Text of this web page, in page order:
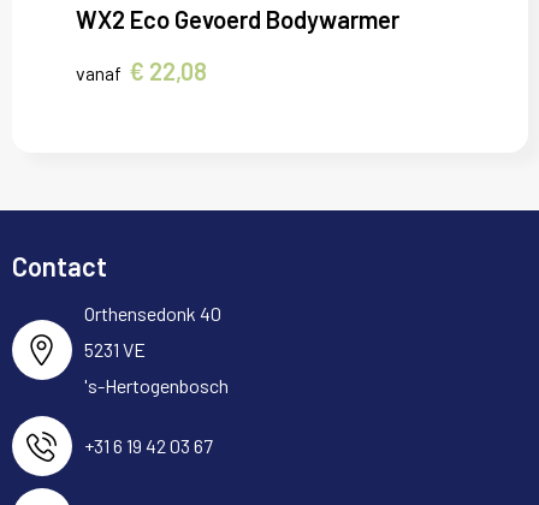
WX2 Eco Gevoerd Bodywarmer
vanaf € 22,08
Contact
Orthensedonk 40
5231 VE
's-Hertogenbosch
+31 6 19 42 03 67